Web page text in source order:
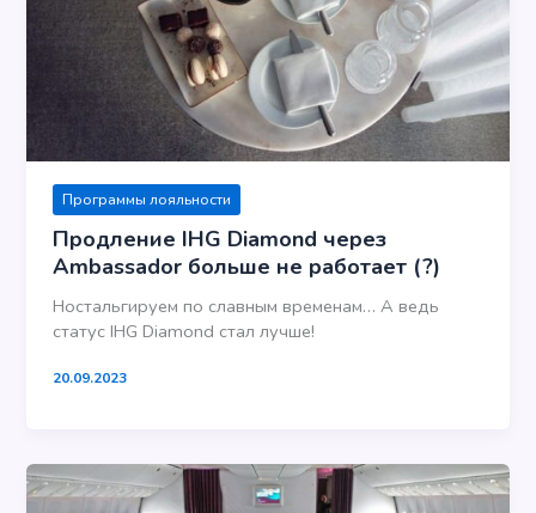
Программы лояльности
Продление IHG Diamond через
Ambassador больше не работает (?)
Ностальгируем по славным временам… А ведь
статус IHG Diamond стал лучше!
20.09.2023